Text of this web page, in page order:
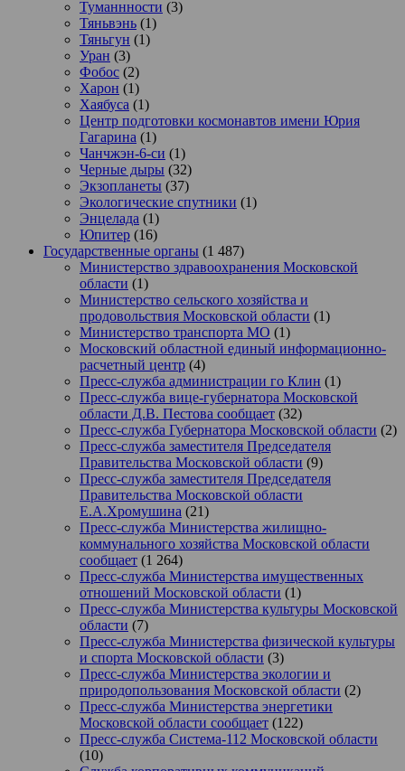
Туманнности (3)
Тяньвэнь (1)
Тяньгун (1)
Уран (3)
Фобос (2)
Харон (1)
Хаябуса (1)
Центр подготовки космонавтов имени Юрия
Гагарина (1)
Чанчжэн-6-си (1)
Черные дыры (32)
Экзопланеты (37)
Экологические спутники (1)
Энцелада (1)
Юпитер (16)
Государственные органы (1 487)
Министерство здравоохранения Московской
области (1)
Министерство сельского хозяйства и
продовольствия Московской области (1)
Министерство транспорта МО (1)
Московский областной единый информационно-
расчетный центр (4)
Пресс-служба администрации го Клин (1)
Пресс-служба вице-губернатора Московской
области Д.В. Пестова сообщает (32)
Пресс-служба Губернатора Московской области (2)
Пресс-служба заместителя Председателя
Правительства Московской области (9)
Пресс-служба заместителя Председателя
Правительства Московской области
Е.А.Хромушина (21)
Пресс-служба Министерства жилищно-
коммунального хозяйства Московской области
сообщает (1 264)
Пресс-служба Министерства имущественных
отношений Московской области (1)
Пресс-служба Министерства культуры Московской
области (7)
Пресс-служба Министерства физической культуры
и спорта Московской области (3)
Пресс-служба Министерства экологии и
природопользования Московской области (2)
Пресс-служба Министерства энергетики
Московской области сообщает (122)
Пресс-служба Система-112 Московской области
(10)